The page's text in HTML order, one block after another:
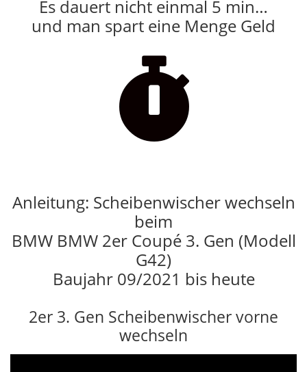
Es dauert nicht einmal 5 min…
und man spart eine Menge Geld

Anleitung: Scheibenwischer wechseln
beim
BMW BMW 2er Coupé 3. Gen (Modell
G42)
Baujahr 09/2021 bis heute
2er 3. Gen Scheibenwischer vorne
wechseln